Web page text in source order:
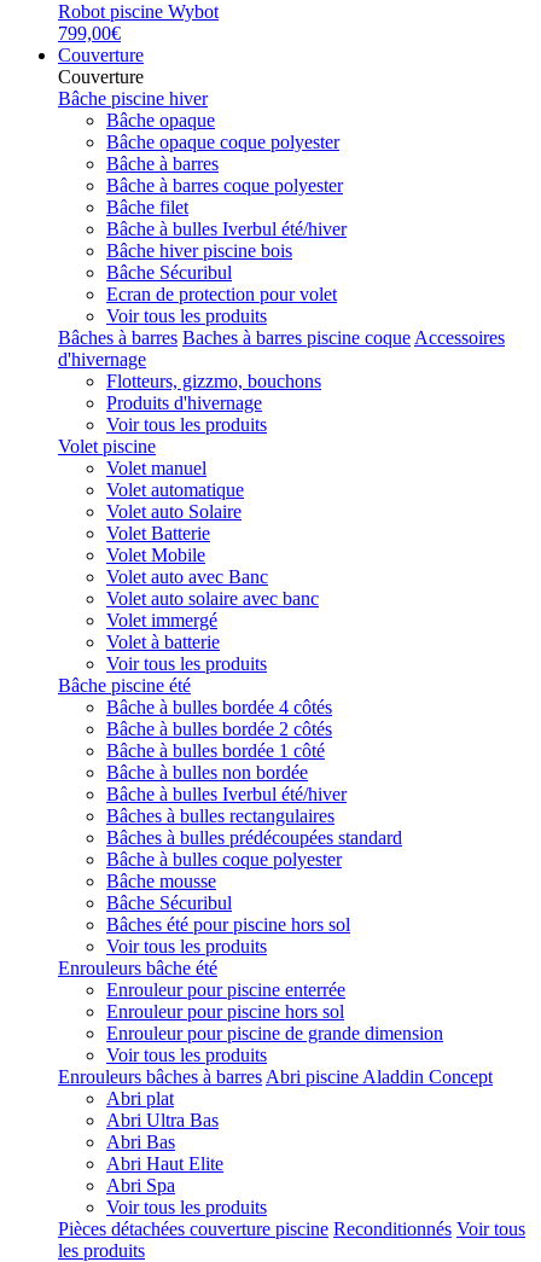
Robot piscine Wybot
799,00€
Couverture
Couverture
Bâche piscine hiver
Bâche opaque
Bâche opaque coque polyester
Bâche à barres
Bâche à barres coque polyester
Bâche filet
Bâche à bulles Iverbul été/hiver
Bâche hiver piscine bois
Bâche Sécuribul
Ecran de protection pour volet
Voir tous les produits
Bâches à barres Baches à barres piscine coque Accessoires
d'hivernage
Flotteurs, gizzmo, bouchons
Produits d'hivernage
Voir tous les produits
Volet piscine
Volet manuel
Volet automatique
Volet auto Solaire
Volet Batterie
Volet Mobile
Volet auto avec Banc
Volet auto solaire avec banc
Volet immergé
Volet à batterie
Voir tous les produits
Bâche piscine été
Bâche à bulles bordée 4 côtés
Bâche à bulles bordée 2 côtés
Bâche à bulles bordée 1 côté
Bâche à bulles non bordée
Bâche à bulles Iverbul été/hiver
Bâches à bulles rectangulaires
Bâches à bulles prédécoupées standard
Bâche à bulles coque polyester
Bâche mousse
Bâche Sécuribul
Bâches été pour piscine hors sol
Voir tous les produits
Enrouleurs bâche été
Enrouleur pour piscine enterrée
Enrouleur pour piscine hors sol
Enrouleur pour piscine de grande dimension
Voir tous les produits
Enrouleurs bâches à barres Abri piscine Aladdin Concept
Abri plat
Abri Ultra Bas
Abri Bas
Abri Haut Elite
Abri Spa
Voir tous les produits
Pièces détachées couverture piscine Reconditionnés Voir tous
les produits